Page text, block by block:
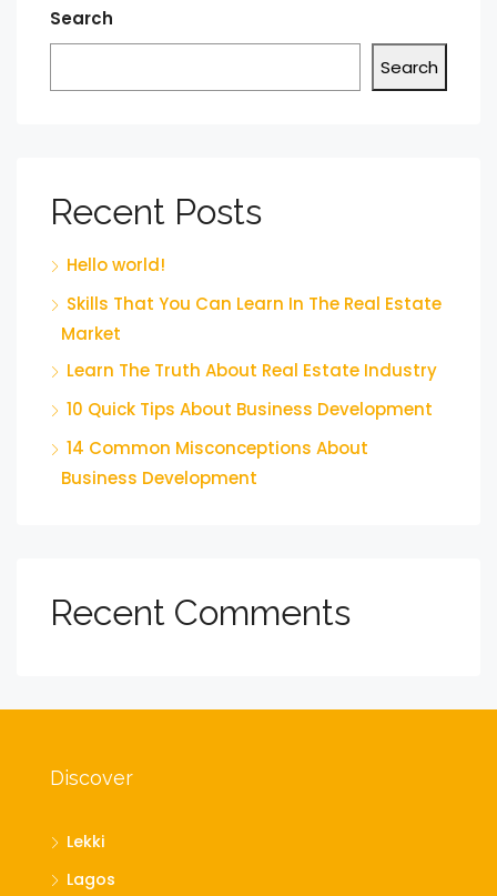
Search
Search
Recent Posts
Hello world!
Skills That You Can Learn In The Real Estate
Market
Learn The Truth About Real Estate Industry
10 Quick Tips About Business Development
14 Common Misconceptions About
Business Development
Recent Comments
Discover
Lekki
Lagos